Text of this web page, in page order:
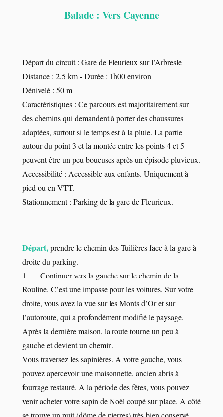
Balade : Vers Cayenne
Départ du circuit : Gare de Fleurieux sur l’Arbresle
Distance : 2,5 km - Durée : 1h00 environ
Dénivelé : 50 m
Caractéristiques : Ce parcours est majoritairement sur
des chemins qui demandent à porter des chaussures
adaptées, surtout si le temps est à la pluie. La partie
autour du point 3 et la montée entre les points 4 et 5
peuvent être un peu boueuses après un épisode pluvieux.
Accessibilité : Accessible aux enfants. Uniquement à
pied ou en VTT.
Stationnement : Parking de la gare de Fleurieux.
Départ,prendre le chemin des Tuilières face à la gare à
droite du parking.
1. Continuer vers la gauche sur le chemin de la
Rouline. C’est une impasse pour les voitures. Sur votre
droite, vous avez la vue sur les Monts d’Or et sur
l’autoroute, qui a profondément modifié le paysage.
Après la dernière maison, la route tourne un peu à
gauche et devient un chemin.
Vous traversez les sapinières. A votre gauche, vous
pouvez apercevoir une maisonnette, ancien abris à
fourrage restauré. A la période des fêtes, vous pouvez
venir acheter votre sapin de Noël coupé sur place. A côté